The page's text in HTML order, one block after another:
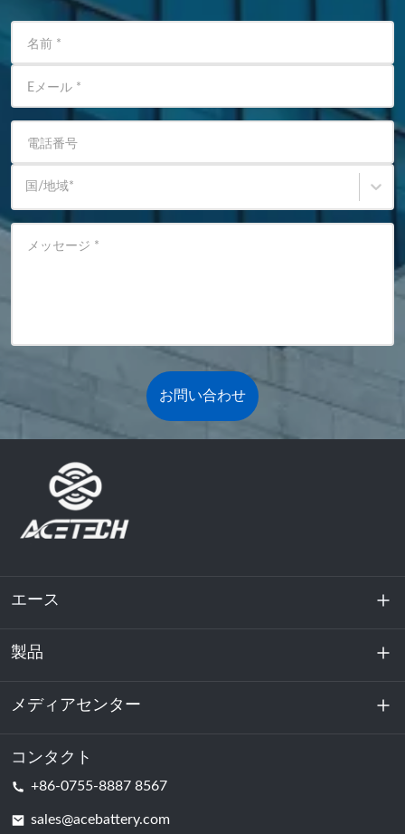
名前 *
Eメール *
電話番号
国/地域*
メッセージ *
お問い合わせ
エース
私たちに関しては
持続可能性
製品
エネルギー貯蔵
データセンターおよびサーバー室
メディアセンター
ニュース
コンタクト
+86-0755-8887 8567
sales@acebattery.com